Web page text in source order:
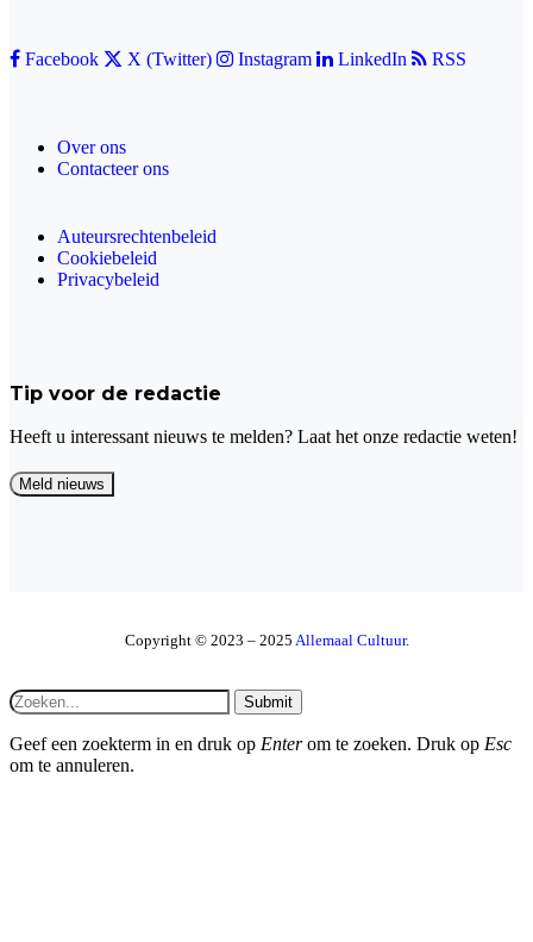
Facebook X (Twitter) Instagram LinkedIn RSS
Over ons
Contacteer ons
Auteursrechtenbeleid
Cookiebeleid
Privacybeleid
Tip voor de redactie
Heeft u interessant nieuws te melden? Laat het onze redactie weten!
Copyright © 2023 – 2025 Allemaal Cultuur.
Submit
Geef een zoekterm in en druk op Enterom te zoeken. Druk op Esc
om te annuleren.